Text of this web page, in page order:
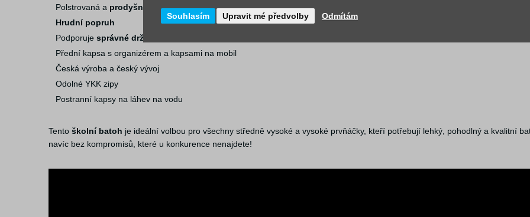
Polstrovaná a prodyšná zádová část
Hrudní popruh
Podporuje správné držení těla
Přední kapsa s organizérem a kapsami na mobil
Česká výroba a český vývoj
Odolné YKK zipy
Postranní kapsy na láhev na vodu
Tento školní batoh je ideální volbou pro všechny středně vysoké a vysoké prvňáčky, kteří potřebují lehký, pohodlný a kvalitní
navíc bez kompromisů, které u konkurence nenajdete!
Souhlasím Upravit mé předvolby Odmítám